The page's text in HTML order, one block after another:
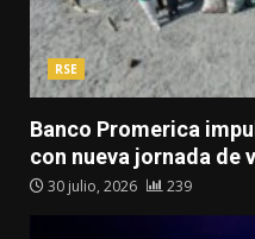
RSE
Banco Promerica
con nueva jornada de
30 julio, 2026 239